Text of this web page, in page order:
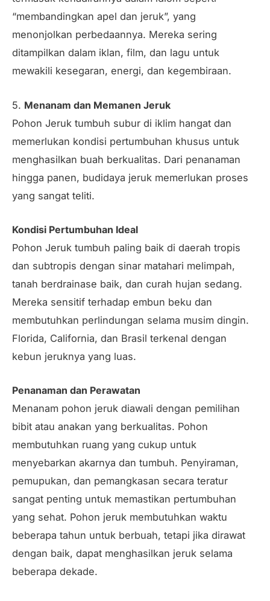
“membandingkan apel dan jeruk”, yang
menonjolkan perbedaannya. Mereka sering
ditampilkan dalam iklan, film, dan lagu untuk
mewakili kesegaran, energi, dan kegembiraan.
5. Menanam dan Memanen Jeruk
Pohon Jeruk tumbuh subur di iklim hangat dan
memerlukan kondisi pertumbuhan khusus untuk
menghasilkan buah berkualitas. Dari penanaman
hingga panen, budidaya jeruk memerlukan proses
yang sangat teliti.
Kondisi Pertumbuhan Ideal
Pohon Jeruk tumbuh paling baik di daerah tropis
dan subtropis dengan sinar matahari melimpah,
tanah berdrainase baik, dan curah hujan sedang.
Mereka sensitif terhadap embun beku dan
membutuhkan perlindungan selama musim dingin.
Florida, California, dan Brasil terkenal dengan
kebun jeruknya yang luas.
Penanaman dan Perawatan
Menanam pohon jeruk diawali dengan pemilihan
bibit atau anakan yang berkualitas. Pohon
membutuhkan ruang yang cukup untuk
menyebarkan akarnya dan tumbuh. Penyiraman,
pemupukan, dan pemangkasan secara teratur
sangat penting untuk memastikan pertumbuhan
yang sehat. Pohon jeruk membutuhkan waktu
beberapa tahun untuk berbuah, tetapi jika dirawat
dengan baik, dapat menghasilkan jeruk selama
beberapa dekade.